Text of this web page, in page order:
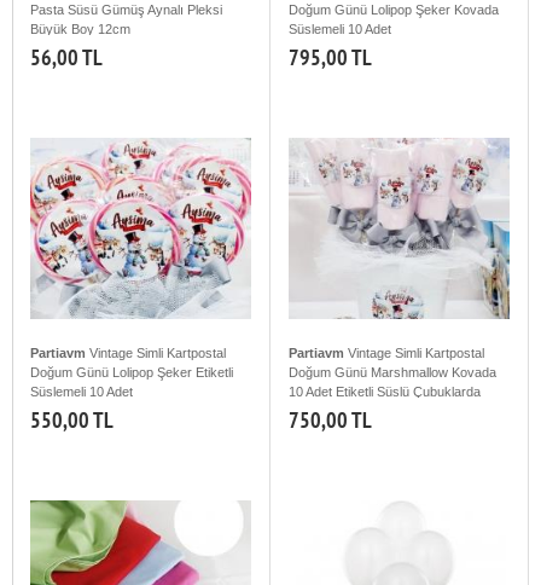
Pasta Süsü Gümüş Aynalı Pleksi
Büyük Boy 12cm
56,00 TL
Doğum Günü Lolipop Şeker Kovada
Süslemeli 10 Adet
795,00 TL
Partiavm Vintage Simli Kartpostal
Doğum Günü Lolipop Şeker Etiketli
Süslemeli 10 Adet
550,00 TL
Partiavm Vintage Simli Kartpostal
Doğum Günü Marshmallow Kovada
10 Adet Etiketli Süslü Çubuklarda
750,00 TL